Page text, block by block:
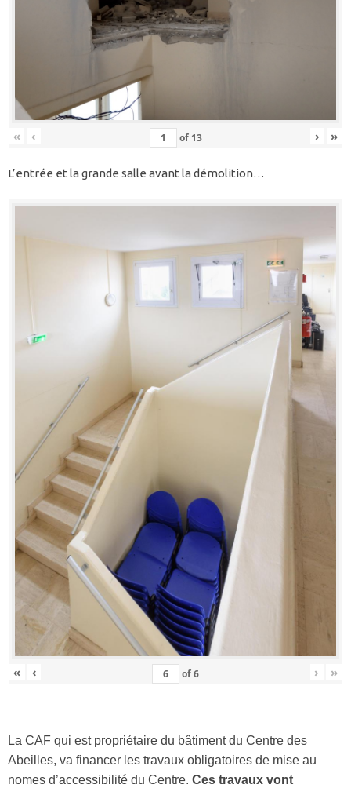
« ‹ of 13 › »
L’entrée et la grande salle avant la démolition…
« ‹ of6 › »
La CAF qui est propriétaire du bâtiment du Centre des
Abeilles, va financer les travaux obligatoires de mise au
nomes d’accessibilité du Centre. Ces travaux vont